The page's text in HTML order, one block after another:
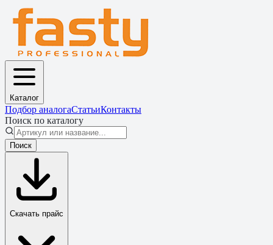
Каталог
Подбор аналогаСтатьиКонтакты
Поиск по каталогу
Поиск
Скачать прайс